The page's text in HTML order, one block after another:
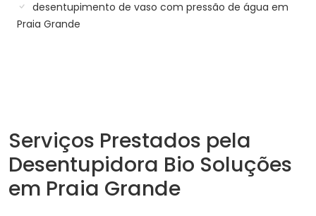
desentupimento de vaso com pressão de água em
Praia Grande
Serviços Prestados pela
Desentupidora Bio Soluções
em Praia Grande